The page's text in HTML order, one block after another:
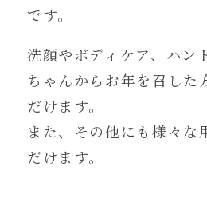
です。
洗顔やボディケア、ハン
ちゃんからお年を召した
だけます。
また、その他にも様々な
だけます。